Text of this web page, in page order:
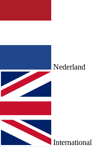
Nederland
International